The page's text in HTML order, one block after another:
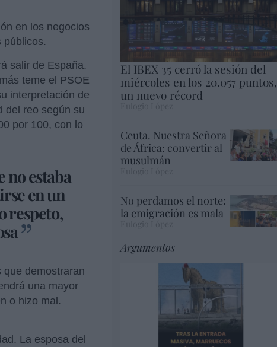
en los negocios
públicos.
salir de España.
teme el PSOE
interpretación de
del reo según su
por 100, con lo
no estaba
en un
respeto,
demostraran
una mayor
o hizo mal.
La esposa del
El IBEX 35 cerró la sesión del
miércoles en los 20.057 puntos,
un nuevo récord
Ceuta. Nuestra Señora
de África: convertir al
musulmán
No perdamos el norte:
la emigración es mala
Argumentos